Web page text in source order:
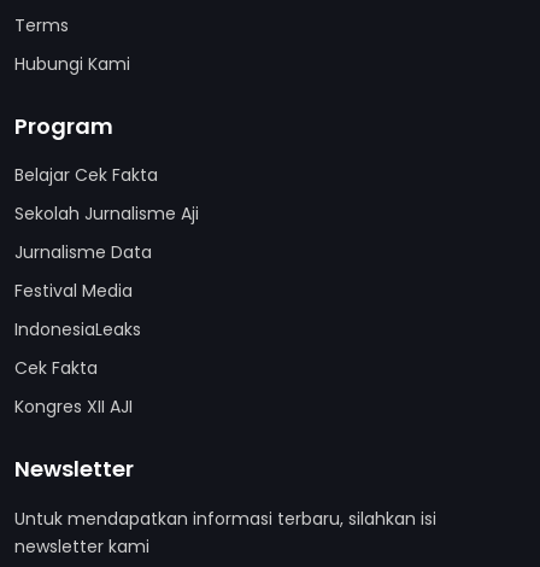
Terms
Hubungi Kami
Program
Belajar Cek Fakta
Sekolah Jurnalisme Aji
Jurnalisme Data
Festival Media
IndonesiaLeaks
Cek Fakta
Kongres XII AJI
Newsletter
Untuk mendapatkan informasi terbaru, silahkan isi
newsletter kami